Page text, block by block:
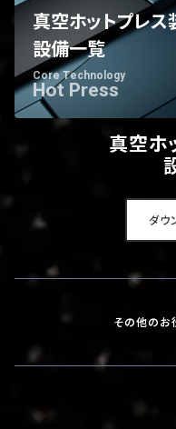
真空ホットプレス
設備一覧
Core Technology
Hot Press
真空ホ
ダウ
その他のお